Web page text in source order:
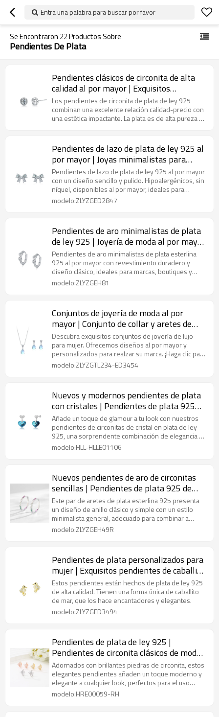
Entra una palabra para buscar por favor
Se Encontraron 22Productos Sobre
Pendientes De Plata
Pendientes clásicos de circonita de alta
calidad al por mayor | Exquisitos
pendientes de plata de ley 925 para
mujer
Los pendientes de circonita de plata de ley 925
combinan una excelente relación calidad-precio con
una estética impactante. La plata es de alta pureza y
Pendientes de lazo de plata de ley 925 al
por mayor | Joyas minimalistas para
mujer
Pendientes de lazo de plata de ley 925 al por mayor
con un diseño sencillo y pulido. Hipoalergénicos, sin
níquel, disponibles al por mayor, ideales para
boutiques, tiendas de regalos y tiendas online.
modelo:ZLYZGED2847
Pendientes de aro minimalistas de plata
de ley 925 | Joyería de moda al por mayor
para mujer
Pendientes de aro minimalistas de plata esterlina
925 al por mayor con revestimiento duradero y
diseño clásico, ideales para marcas, boutiques y
compradores de joyería de moda al por mayor.
modelo:ZLYZGEH81
Conjuntos de joyería de moda al por
mayor | Conjunto de collar y aretes de
plata para regalo
Descubra exquisitos conjuntos de joyería de lujo
para mujer. Ofrecemos diseños al por mayor y
personalizados para realzar su marca. ¡Haga clic para
explorar nuestra colección premium y oportunidades
modelo:ZLYZGTL234-ED3454
Nuevos y modernos pendientes de plata
con cristales | Pendientes de plata 925
con circonitas y diamantes de imitación de
alta calidad
Añade un toque de glamour a tu look con nuestros
pendientes de circonitas de cristal en plata de ley
925, una sorprendente combinación de elegancia y
sofisticación moderna.
modelo:HLL-HLLE01106
Nuevos pendientes de aro de circonitas
sencillas | Pendientes de plata 925 de
alta gama para mujer
Este par de aretes de plata esterlina 925 presenta
un diseño de anillo clásico y simple con un estilo
minimalista general, adecuado para combinar a
diario o usar solo.
modelo:ZLYZGEH49R
Pendientes de plata personalizados para
mujer | Exquisitos pendientes de caballito
de mar de plata de ley 925
Estos pendientes están hechos de plata de ley 925
de alta calidad. Tienen una forma única de caballito
de mar, que los hace encantadores y elegantes.
modelo:ZLYZGED3494
Pendientes de plata de ley 925 |
Pendientes de circonita clásicos de moda
para mujer
Adornados con brillantes piedras de circonita, estos
elegantes pendientes añaden un toque moderno y
elegante a cualquier look, perfectos para el uso
diario o para ocasiones especiales.
modelo:HRE00059-RH